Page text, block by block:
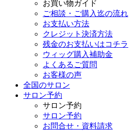
お買い物ガイド
ご相談・ご購入迄の流れ
お支払い方法
クレジット決済方法
残金のお支払いはコチラ
ウィッグ購入補助金
よくあるご質問
お客様の声
全国のサロン
サロン予約
サロン予約
サロン予約
お問合せ・資料請求